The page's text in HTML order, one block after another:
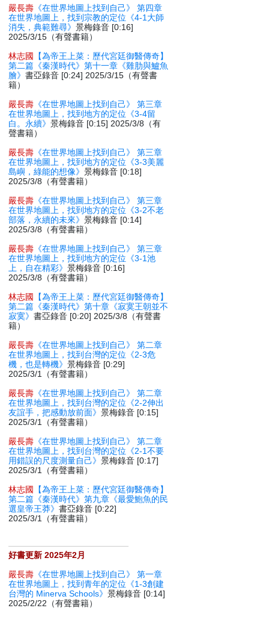
嚴長壽 《在世界地圖上找到自己》 第四章
在世界地圖上，找到宗教的定位《4-1大師
消失，典範難尋》景梅錄音 [0:16]
2025/3/15（有聲書籍）
林志國
【為帝王上菜：歷代宮廷御醫傳奇】
第二篇《秦漢時代》第十一章《雞肋與鱸魚
膾》書亞錄音 [0:24] 2025/3/15（有聲書
籍）
嚴長壽 《在世界地圖上找到自己》 第三章
在世界地圖上，找到地方的定位《3-4留
白。永續》景梅錄音 [0:15] 2025/3/8（有
聲書籍）
嚴長壽 《在世界地圖上找到自己》 第三章
在世界地圖上，找到地方的定位《3-3美麗
島嶼，綠能的想像》景梅錄音 [0:18]
2025/3/8（有聲書籍）
嚴長壽 《在世界地圖上找到自己》 第三章
在世界地圖上，找到地方的定位《3-2不老
部落，永續的未來》景梅錄音 [0:14]
2025/3/8（有聲書籍）
嚴長壽 《在世界地圖上找到自己》 第三章
在世界地圖上，找到地方的定位《3-1池
上，自在精彩》景梅錄音 [0:16]
2025/3/8（有聲書籍）
林志國
【為帝王上菜：歷代宮廷御醫傳奇】
第二篇《秦漢時代》第十章《寂寞王朝並不
寂寞》書亞錄音 [0:20] 2025/3/8（有聲書
籍）
嚴長壽 《在世界地圖上找到自己》 第二章
在世界地圖上，找到台灣的定位《2-3危
機，也是轉機》景梅錄音 [0:29]
2025/3/1（有聲書籍）
嚴長壽 《在世界地圖上找到自己》 第二章
在世界地圖上，找到台灣的定位《2-2伸出
友誼手，把感動放前面》景梅錄音 [0:15]
2025/3/1（有聲書籍）
嚴長壽 《在世界地圖上找到自己》 第二章
在世界地圖上，找到台灣的定位《2-1不要
用錯誤的尺度測量自己》景梅錄音 [0:17]
2025/3/1（有聲書籍）
林志國
【為帝王上菜：歷代宮廷御醫傳奇】
第二篇《秦漢時代》第九章《最愛鮑魚的民
選皇帝王莽》書亞錄音 [0:22]
2025/3/1（有聲書籍）
好書更新 2025年2月
嚴長壽 《在世界地圖上找到自己》 第一章
在世界地圖上，找到青年的定位《1-3創建
台灣的 Minerva Schools》景梅錄音 [0:14]
2025/2/22（有聲書籍）